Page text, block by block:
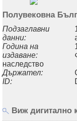
Полувековна
Подзаглавни
данни:
Година на
издаване:
наследство
Държател:
ID:
Виж дигитално